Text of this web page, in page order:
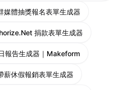
媒體抽獎報名表單生成器
捐款表單生成器
報告生成器｜Makeform
薪休假報銷表單生成器